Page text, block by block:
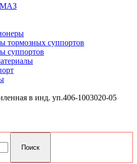
тормозных суппортов
суппортов
в инд. уп.406-1003020-05